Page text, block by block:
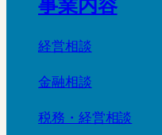
経営相談
金融相談
税務・経営相談